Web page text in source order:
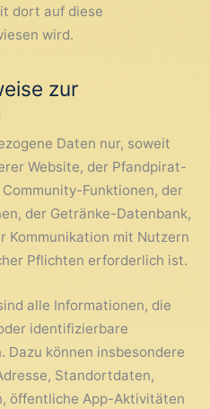
dort auf diese
wird.
zur
Daten nur, soweit
Website, der Pfandpirat-
Funktionen, der
der Getränke-Datenbank,
Kommunikation mit Nutzern
Pflichten erforderlich ist.
alle Informationen, die
identifizierbare
Dazu können insbesondere
Standortdaten,
öffentliche App-Aktivitäten